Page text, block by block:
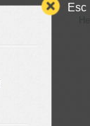
Esc